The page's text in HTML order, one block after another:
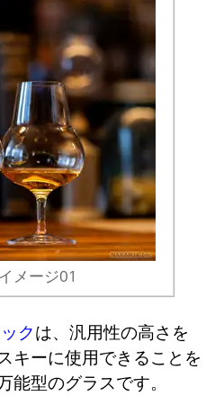
メージ01
クは、汎用性の高さを
キーに使用できることを
能型のグラスです。